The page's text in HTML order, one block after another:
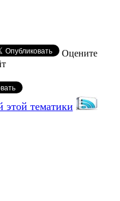
Оцените
этой тематики